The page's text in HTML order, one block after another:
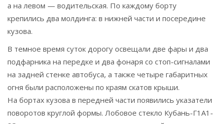
а на левом — водительская. По каждому борту
крепились два молдинга: в нижней части и посередине
кузова.
В темное время суток дорогу освещали две фары и два
подфарника на передке и два фонаря со стоп-сигналами
на задней стенке автобуса, а также четыре габаритных
огня были расположены по краям скатов крыши.
На бортах кузова в передней части появились указатели
поворотов круглой формы. Лобовое стекло Кубань-Г1А1-